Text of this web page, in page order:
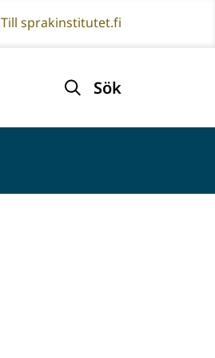
Till sprakinstitutet.fi
Sök